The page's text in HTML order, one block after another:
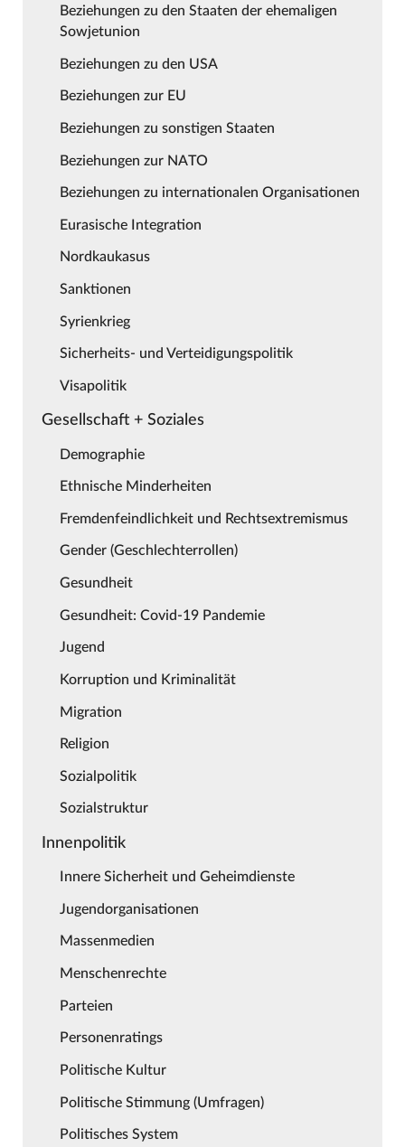
Beziehungen zu den Staaten der ehemaligen
Sowjetunion
Beziehungen zu den USA
Beziehungen zur EU
Beziehungen zu sonstigen Staaten
Beziehungen zur NATO
Beziehungen zu internationalen Organisationen
Eurasische Integration
Nordkaukasus
Sanktionen
Syrienkrieg
Sicherheits- und Verteidigungspolitik
Visapolitik
Gesellschaft + Soziales
Demographie
Ethnische Minderheiten
Fremdenfeindlichkeit und Rechtsextremismus
Gender (Geschlechterrollen)
Gesundheit
Gesundheit: Covid-19 Pandemie
Jugend
Korruption und Kriminalität
Migration
Religion
Sozialpolitik
Sozialstruktur
Innenpolitik
Innere Sicherheit und Geheimdienste
Jugendorganisationen
Massenmedien
Menschenrechte
Parteien
Personenratings
Politische Kultur
Politische Stimmung (Umfragen)
Politisches System